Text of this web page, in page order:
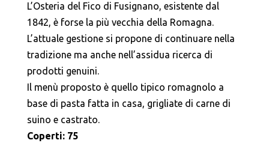
L’Osteria del Fico di Fusignano, esistente dal
1842, è forse la più vecchia della Romagna.
L’attuale gestione si propone di continuare nella
tradizione ma anche nell’assidua ricerca di
prodotti genuini.
Il menù proposto è quello tipico romagnolo a
base di pasta fatta in casa, grigliate di carne di
suino e castrato.
Coperti: 75